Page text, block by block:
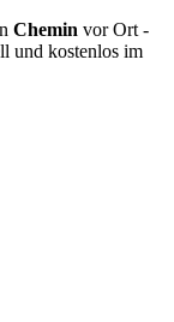
Chemin vor Ort -
und kostenlos im